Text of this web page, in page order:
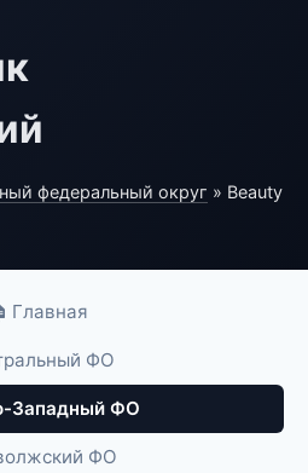
федеральный округ » Beauty
Главная
ФО
Западный ФО
ФО